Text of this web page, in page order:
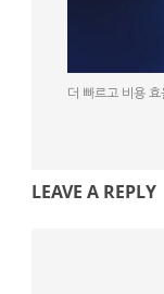
더 빠르고 비용
LEAVE A REPLY